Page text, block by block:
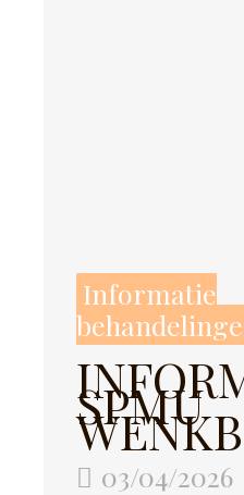
Informatie
SPMU
03/04/2026